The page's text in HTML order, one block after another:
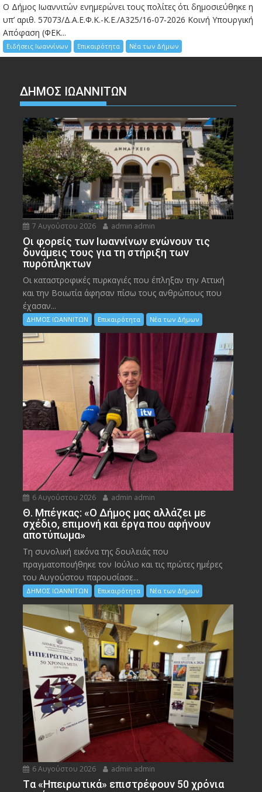
Ο Δήμος Ιωαννιτών ενημερώνει τους πολίτες ότι δημοσιεύθηκε η
υπ’ αριθ. 57073/Δ.Α.Ε.Φ.Κ.-Κ.Ε./Α325/16-07-2026 Κοινή Υπουργική
Απόφαση (ΦΕΚ...
Ειδήσεις Ιωαννίνων Επικαιρότητα Νέα των Δήμων
ΔΗΜΟΣ ΙΩΑΝΝΙΤΩΝ
7 Αυγούστου 2026 admin admin
Οι φορείς των Ιωαννίνων ενώνουν τις
δυνάμεις τους για τη στήριξη των
πυρόπληκτων
Οι καταστροφικές πυρκαγιές που έπληξαν την Αττική
και την Bοιωτία άφησαν πίσω τους ανθρώπους που
έχασαν...
ΔΗΜΟΣ ΙΩΑΝΝΙΤΩΝ Επικαιρότητα Νέα των Δήμων
6 Αυγούστου 2026 admin admin
Θ. Μπέγκας: «Ο Δήμος μας αλλάζει με
σχέδιο, επιμονή και έργα που αφήνουν
αποτύπωμα»
Τη συνολική εικόνα της δουλειάς που
πραγματοποιήθηκε τον Ιούλιο και τις πρώτες ημέρες
του Αυγούστου παρουσίασε...
ΔΗΜΟΣ ΙΩΑΝΝΙΤΩΝ Επικαιρότητα Νέα των Δήμων
6 Αυγούστου 2026 admin admin
Tα «Ηπειρωτικά» επιστρέφουν 50 χρόνια